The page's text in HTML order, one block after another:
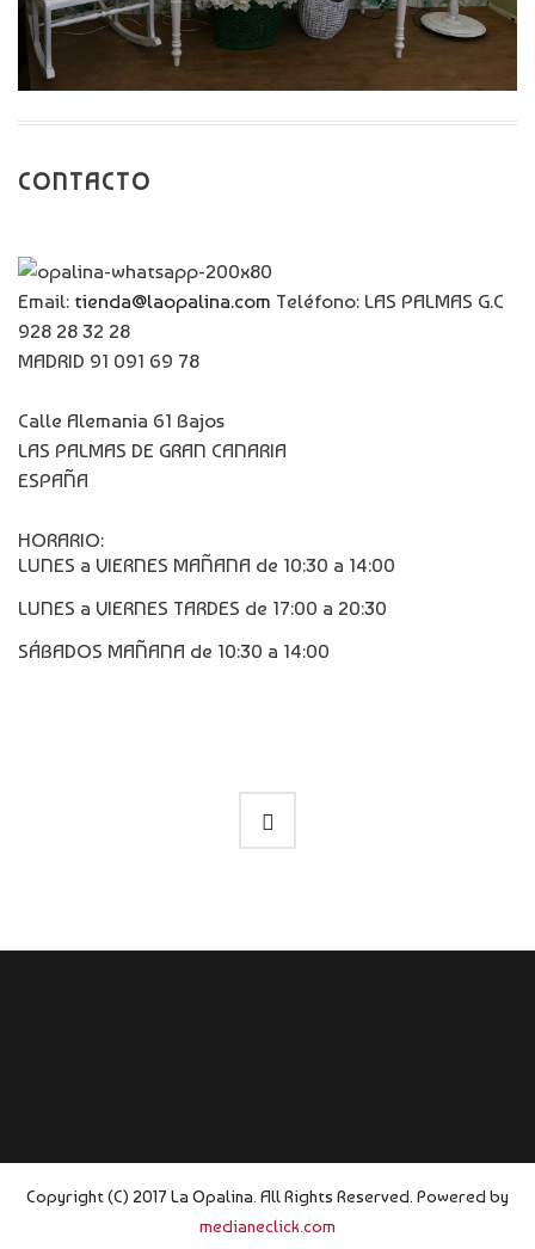
CONTACTO
Email: tienda@laopalina.com Teléfono: LAS PALMAS G.C
928 28 32 28
MADRID 91 091 69 78
Calle Alemania 61 Bajos
LAS PALMAS DE GRAN CANARIA
ESPAÑA
HORARIO:
LUNES a VIERNES MAÑANA de 10:30 a 14:00
LUNES a VIERNES TARDES de 17:00 a 20:30
SÁBADOS MAÑANA de 10:30 a 14:00
Copyright (C) 2017 La Opalina. All Rights Reserved. Powered by
medianeclick.com